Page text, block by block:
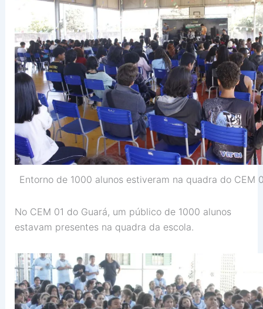
Entorno de 1000 alunos estiveram na quadra do CEM
No CEM 01 do Guará, um público de 1000 alunos
estavam presentes na quadra da escola.